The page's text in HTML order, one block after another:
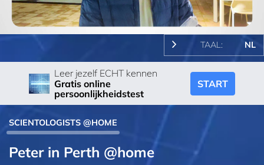
Video
TAAL: NL
Leer jezelf ECHT kennen
Gratis online
persoonlijkheidstest
START
SCIENTOLOGISTS @HOME
Peter in Perth @home